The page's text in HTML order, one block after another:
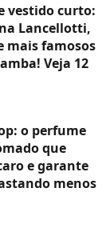
vestido curto:
Lancellotti,
mais famosos
Veja 12
o perfume
que
e garante
menos